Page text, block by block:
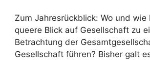
Zum Jahresrückblick: Wo und wie
queere Blick auf Gesellschaft zu
Betrachtung der
Gesellschaft führen? Bisher galt